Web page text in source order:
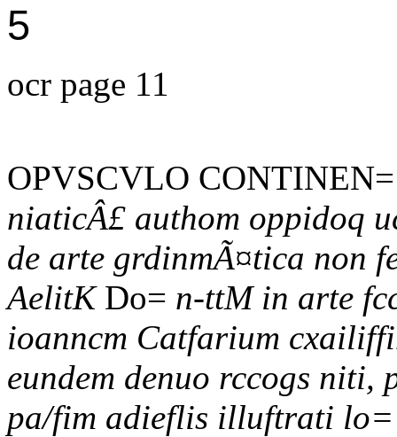
5
ocr page 11
OPVSCVLO
niaticÂ£ authom oppidoq
de arte grdinmÃ¤tica non
AelitKDo= n-ttM in arte
ioanncm Catfarium
eundem denuo rccogs
pa/fim adieflis illuftrati